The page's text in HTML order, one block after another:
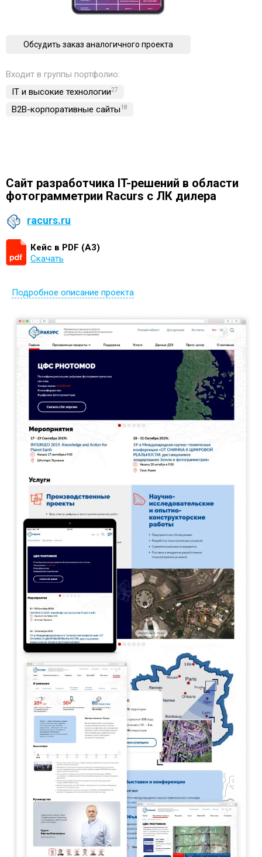
Обсудить заказ аналогичного проекта
Входит в группы портфолио:
IT и высокие технологии27
B2B-корпоративные сайты18
Сайт разработчика IT-решений в области
фотограмметрии Racurs с ЛК дилера
racurs.ru
Кейс в PDF (А3)
Скачать
Подробное описание проекта